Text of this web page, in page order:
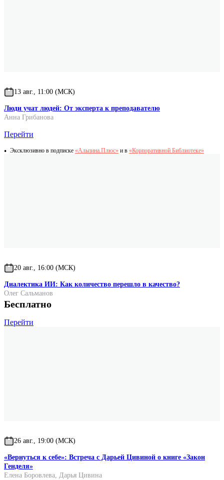
13 авг., 11:00 (МСК)
Люди учат людей: От эксперта к преподавателю
Анна Грибанова
Перейти
Эксклюзивно в подписке «Альпина.Плюс» и в «Корпоративной Библиотеке»
20 авг., 16:00 (МСК)
Диалектика ИИ: Как количество перешло в качество?
Олег Сальманов
Бесплатно
Перейти
26 авг., 19:00 (МСК)
«Вернуться к себе»: Встреча с Дарьей Цивиной о книге «Закон
Генделя»
Елена Боровлева, Дарья Цивина